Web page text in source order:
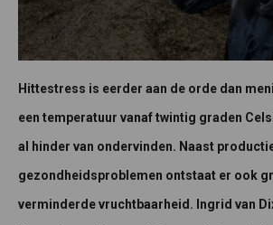
Hittestress is eerder aan de orde dan
een temperatuur vanaf twintig graden
al hinder van ondervinden. Naast
gezondheidsproblemen ontstaat er ook
verminderde vruchtbaarheid. Ingrid van